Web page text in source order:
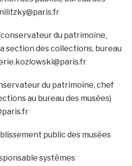
du patrimoine,
section des collections, bureau
du patrimoine, chef
au bureau des musées)
public des musées
systèmes